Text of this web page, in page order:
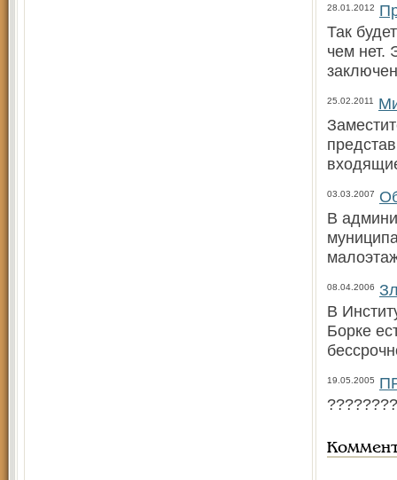
28.01.2012
Так
чем нет.
25.02.2011
03.03.2007
В
08.04.2006
В
Борке
19.05.2005